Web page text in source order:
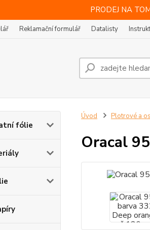
PRODEJ NA
Reklamační formulář Datalisty
fólie
Úvod Plotrové a
Oracal